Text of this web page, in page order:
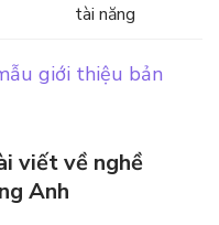
tài năng
giới thiệu bản
viết về nghề
Anh